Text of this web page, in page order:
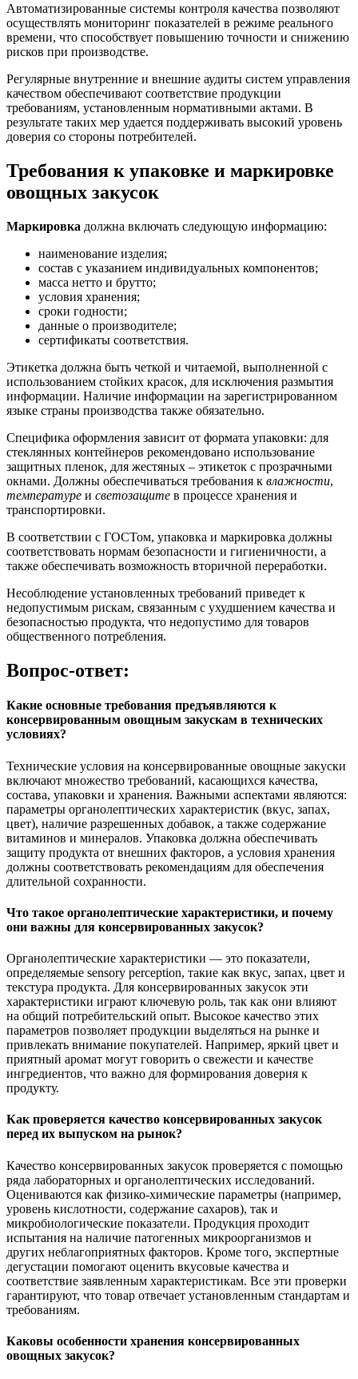
Автоматизированные системы контроля качества позволяют
осуществлять мониторинг показателей в режиме реального
времени, что способствует повышению точности и снижению
рисков при производстве.
Регулярные внутренние и внешние аудиты систем управления
качеством обеспечивают соответствие продукции
требованиям, установленным нормативными актами. В
результате таких мер удается поддерживать высокий уровень
доверия со стороны потребителей.
Требования к упаковке и маркировке
овощных закусок
Маркировка должна включать следующую информацию:
наименование изделия;
состав с указанием индивидуальных компонентов;
масса нетто и брутто;
условия хранения;
сроки годности;
данные о производителе;
сертификаты соответствия.
Этикетка должна быть четкой и читаемой, выполненной с
использованием стойких красок, для исключения размытия
информации. Наличие информации на зарегистрированном
языке страны производства также обязательно.
Специфика оформления зависит от формата упаковки: для
стеклянных контейнеров рекомендовано использование
защитных пленок, для жестяных – этикеток с прозрачными
окнами. Должны обеспечиваться требования к влажности,
температуре и светозащите в процессе хранения и
транспортировки.
В соответствии с ГОСТом, упаковка и маркировка должны
соответствовать нормам безопасности и гигиеничности, а
также обеспечивать возможность вторичной переработки.
Несоблюдение установленных требований приведет к
недопустимым рискам, связанным с ухудшением качества и
безопасностью продукта, что недопустимо для товаров
общественного потребления.
Вопрос-ответ:
Какие основные требования предъявляются к
консервированным овощным закускам в технических
условиях?
Технические условия на консервированные овощные закуски
включают множество требований, касающихся качества,
состава, упаковки и хранения. Важными аспектами являются:
параметры органолептических характеристик (вкус, запах,
цвет), наличие разрешенных добавок, а также содержание
витаминов и минералов. Упаковка должна обеспечивать
защиту продукта от внешних факторов, а условия хранения
должны соответствовать рекомендациям для обеспечения
длительной сохранности.
Что такое органолептические характеристики, и почему
они важны для консервированных закусок?
Органолептические характеристики — это показатели,
определяемые sensory perception, такие как вкус, запах, цвет и
текстура продукта. Для консервированных закусок эти
характеристики играют ключевую роль, так как они влияют
на общий потребительский опыт. Высокое качество этих
параметров позволяет продукции выделяться на рынке и
привлекать внимание покупателей. Например, яркий цвет и
приятный аромат могут говорить о свежести и качестве
ингредиентов, что важно для формирования доверия к
продукту.
Как проверяется качество консервированных закусок
перед их выпуском на рынок?
Качество консервированных закусок проверяется с помощью
ряда лабораторных и органолептических исследований.
Оцениваются как физико-химические параметры (например,
уровень кислотности, содержание сахаров), так и
микробиологические показатели. Продукция проходит
испытания на наличие патогенных микроорганизмов и
других неблагоприятных факторов. Кроме того, экспертные
дегустации помогают оценить вкусовые качества и
соответствие заявленным характеристикам. Все эти проверки
гарантируют, что товар отвечает установленным стандартам и
требованиям.
Каковы особенности хранения консервированных
овощных закусок?